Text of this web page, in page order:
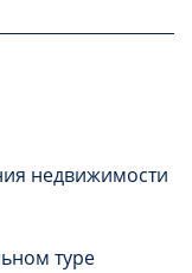
недвижимости
туре